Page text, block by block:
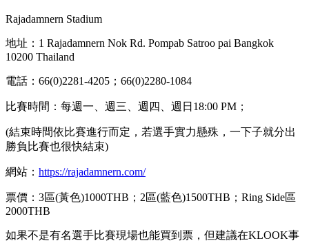
Rajadamnern Stadium
地址：1 Rajadamnern Nok Rd. Pompab Satroo pai Bangkok
10200 Thailand
電話：66(0)2281-4205；66(0)2280-1084
比賽時間：每週一、週三、週四、週日18:00 PM；
(結束時間依比賽進行而定，若選手實力懸殊，一下子就分出
勝負比賽也很快結束)
網站： https://rajadamnern.com/
票價：3區(黃色)1000THB；2區(藍色)1500THB；Ring Side區
2000THB
如果不是有名選手比賽現場也能買到票，但建議在KLOOK事